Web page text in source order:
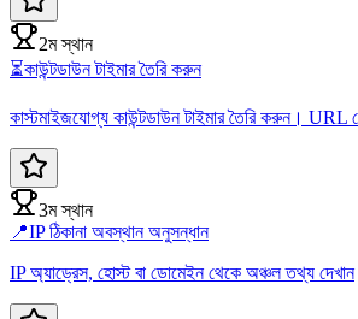
2ম স্থান
⏳কাউন্টডাউন টাইমার তৈরি করুন
কাস্টমাইজযোগ্য কাউন্টডাউন টাইমার তৈরি করুন। URL
3ম স্থান
📍IP ঠিকানা অবস্থান অনুসন্ধান
IP অ্যাড্রেস, হোস্ট বা ডোমেইন থেকে অঞ্চল তথ্য দেখান